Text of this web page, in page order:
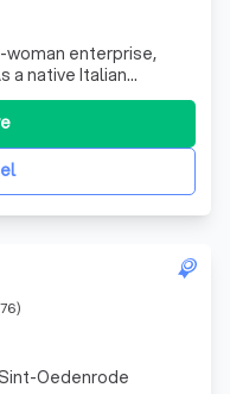
woman enterprise,
a native Italian
translator with a
from the
at the University of
Oedenrode